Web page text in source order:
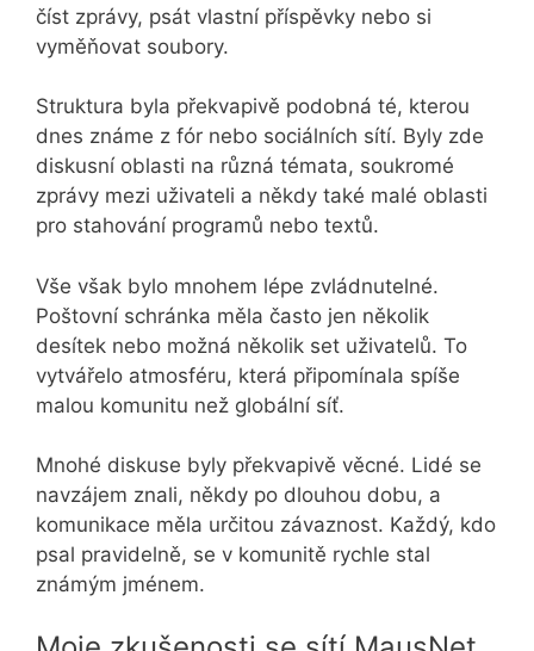
číst zprávy, psát vlastní příspěvky nebo si
vyměňovat soubory.
Struktura byla překvapivě podobná té, kterou
dnes známe z fór nebo sociálních sítí. Byly zde
diskusní oblasti na různá témata, soukromé
zprávy mezi uživateli a někdy také malé oblasti
pro stahování programů nebo textů.
Vše však bylo mnohem lépe zvládnutelné.
Poštovní schránka měla často jen několik
desítek nebo možná několik set uživatelů. To
vytvářelo atmosféru, která připomínala spíše
malou komunitu než globální síť.
Mnohé diskuse byly překvapivě věcné. Lidé se
navzájem znali, někdy po dlouhou dobu, a
komunikace měla určitou závaznost. Každý, kdo
psal pravidelně, se v komunitě rychle stal
známým jménem.